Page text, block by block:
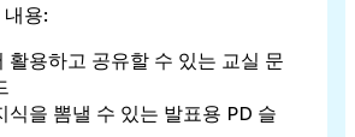
용:
활용하고 공유할 수 있는 교실 문
식을 뽐낼 수 있는 발표용 PD 슬